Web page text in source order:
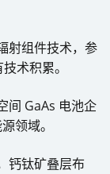
射组件技术，参
术积累。
间 GaAs 电池企
领域。
钙钛矿叠层布